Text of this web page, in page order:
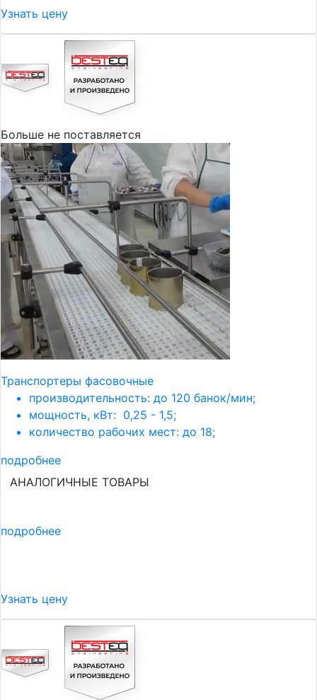
Узнать цену
Больше не поставляется
Транспортеры фасовочные
производительность: до 120 банок/мин;
мощность, кВт: 0,25 - 1,5;
количество рабочих мест: до 18;
подробнее
АНАЛОГИЧНЫЕ ТОВАРЫ
подробнее
Узнать цену